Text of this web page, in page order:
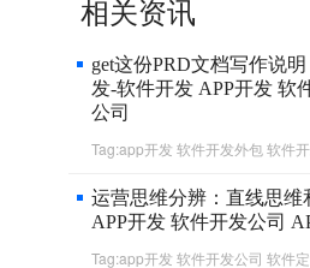
相关资讯
get这份PRD文档写作说
发-软件开发 APP开发 软
公司
Tag:app开发 软件开发外包 软件
运营思维分辨：直线思维
APP开发 软件开发公司
Tag:app开发 软件开发公司 软件